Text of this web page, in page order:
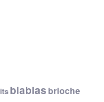
blablas brioche